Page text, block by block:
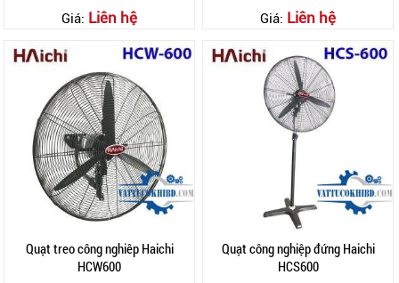
Giá: Liên hệ Giá: Liên hệ
Quạt treo công nghiêp Haichi
HCW600
Quạt công nghiệp đứng Haichi
HCS600